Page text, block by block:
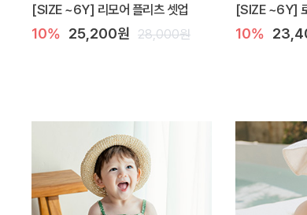
[SIZE ~6Y] 리모어 플리츠 셋업
10% 25,200원 28,000원
[SIZE ~6Y]
10%